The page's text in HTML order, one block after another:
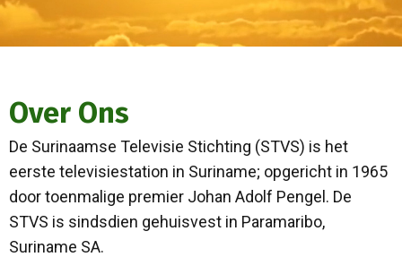
Over Ons
De Surinaamse Televisie Stichting (STVS) is het
eerste televisiestation in Suriname; opgericht in 1965
door toenmalige premier Johan Adolf Pengel. De
STVS is sindsdien gehuisvest in Paramaribo,
Suriname SA.